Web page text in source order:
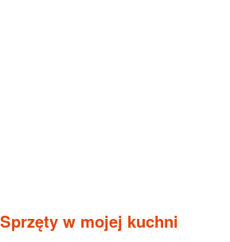
Sprzęty w mojej kuchni